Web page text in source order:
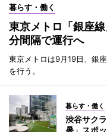
暮らす・働く
東京メトロ「銀座
分間隔で運行へ
東京メトロは9月19日、銀
を行う。
暮らす・働く
渋谷サク
暑」スポ